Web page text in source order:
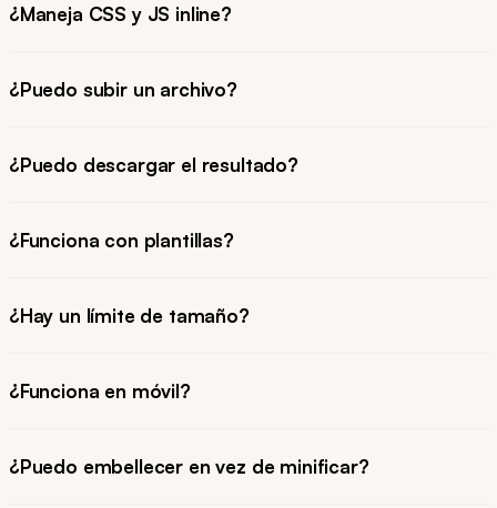
¿Maneja CSS y JS inline?
¿Puedo subir un archivo?
¿Puedo descargar el resultado?
¿Funciona con plantillas?
¿Hay un límite de tamaño?
¿Funciona en móvil?
¿Puedo embellecer en vez de minificar?